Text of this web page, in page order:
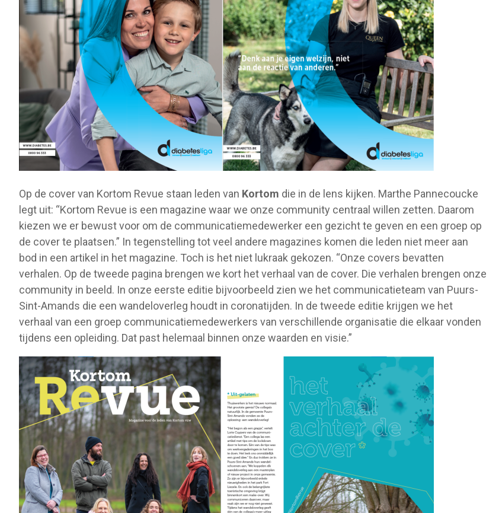
Op de cover van Kortom Revue staan leden van Kortom die in de lens kijken. Marthe Pannecoucke
legt uit: “Kortom Revue is een magazine waar we onze community centraal willen zetten. Daarom
kiezen we er bewust voor om de communicatiemedewerker een gezicht te geven en een groep op
de cover te plaatsen.” In tegenstelling tot veel andere magazines komen die leden niet meer aan
bod in een artikel in het magazine. Toch is het niet lukraak gekozen. “Onze covers bevatten
verhalen. Op de tweede pagina brengen we kort het verhaal van de cover. Die verhalen brengen onze
community in beeld. In onze eerste editie bijvoorbeeld zien we het communicatieteam van Puurs-
Sint-Amands die een wandeloverleg houdt in coronatijden. In de tweede editie krijgen we het
verhaal van een groep communicatiemedewerkers van verschillende organisatie die elkaar vonden
tijdens een opleiding. Dat past helemaal binnen onze waarden en visie.”